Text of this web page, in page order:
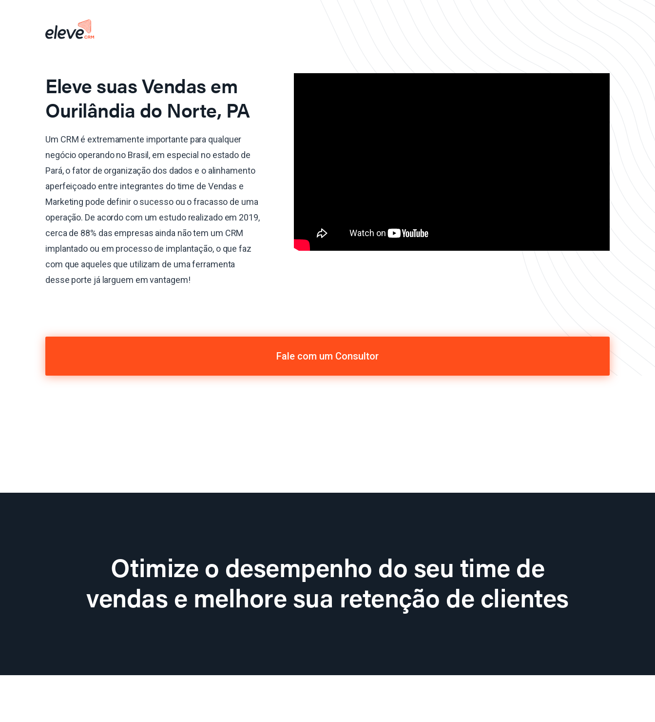
Eleve suas Vendas em
Ourilândia do Norte, PA
Um CRM é extremamente importante para qualquer
negócio operando no Brasil, em especial no estado de
Pará, o fator de organização dos dados e o alinhamento
aperfeiçoado entre integrantes do time de Vendas e
Marketing pode definir o sucesso ou o fracasso de uma
operação. De acordo com um estudo realizado em 2019,
cerca de 88% das empresas ainda não tem um CRM
implantado ou em processo de implantação, o que faz
com que aqueles que utilizam de uma ferramenta
desse porte já larguem em vantagem!
Fale com um Consultor
Otimize o desempenho do seu time de
vendas e melhore sua retenção de clientes